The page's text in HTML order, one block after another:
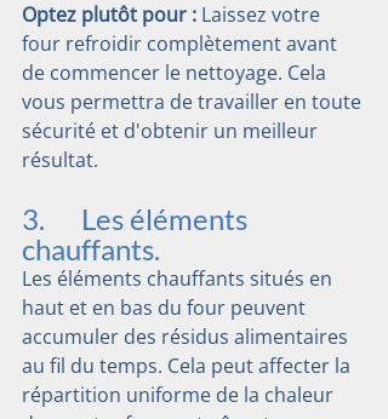
Optez plutôt pour : Laissez votre
four refroidir complètement avant
de commencer le nettoyage. Cela
vous permettra de travailler en toute
sécurité et d'obtenir un meilleur
résultat.
3.      Les éléments
chauffants.
Les éléments chauffants situés en
haut et en bas du four peuvent
accumuler des résidus alimentaires
au fil du temps. Cela peut affecter la
répartition uniforme de la chaleur